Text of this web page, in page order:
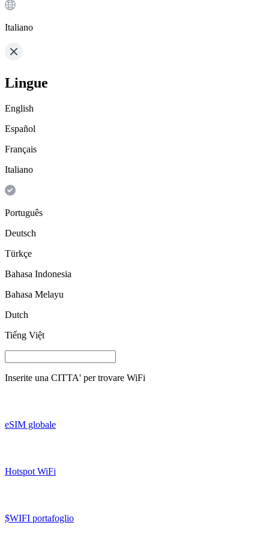
Italiano
Lingue
English
Español
Français
Italiano
Português
Deutsch
Türkçe
Bahasa Indonesia
Bahasa Melayu
Dutch
Tiếng Việt
Inserite una CITTA' per trovare WiFi
eSIM globale
Hotspot WiFi
$WIFI portafoglio